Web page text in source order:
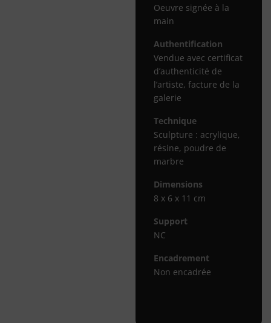
Oeuvre signée à la
main
Authentification
Vendue avec certificat
d’authenticité de
l’artiste, facture de la
galerie
Technique
Sculpture : acrylique,
résine, poudre de
marbre
Dimensions
8 x 6 x 11 cm
Support
NC
Encadrement
Non encadrée